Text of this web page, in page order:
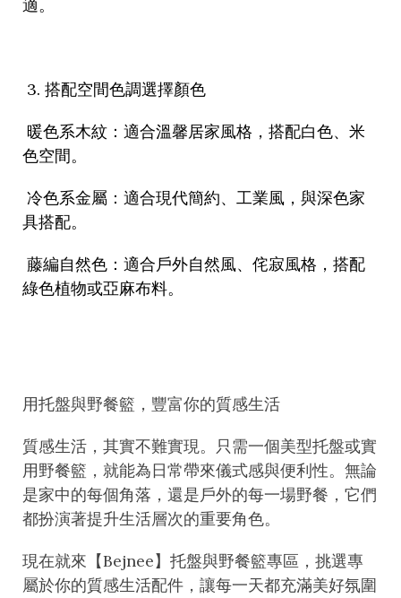
適。
3. 搭配空間色調選擇顏色
暖色系木紋：適合溫馨居家風格，搭配白色、米
色空間。
冷色系金屬：適合現代簡約、工業風，與深色家
具搭配。
藤編自然色：適合戶外自然風、侘寂風格，搭配
綠色植物或亞麻布料。
用托盤與野餐籃，豐富你的質感生活
質感生活，其實不難實現。只需一個美型托盤或實
用野餐籃，就能為日常帶來儀式感與便利性。無論
是家中的每個角落，還是戶外的每一場野餐，它們
都扮演著提升生活層次的重要角色。
現在就來【Bejnee】托盤與野餐籃專區，挑選專
屬於你的質感生活配件，讓每一天都充滿美好氛圍